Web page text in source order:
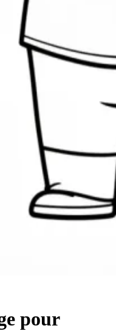
pour